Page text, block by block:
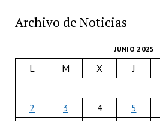
Archivo de Noticias
JUNIO 2025
L M X J
2
3 4 5